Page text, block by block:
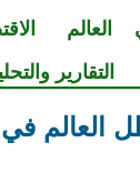
العالم
التقارير